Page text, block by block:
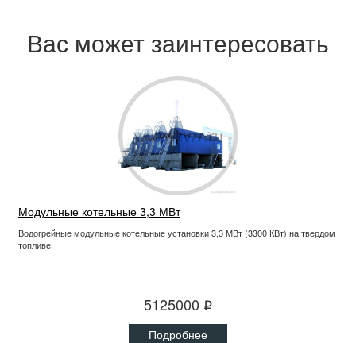
Вас может заинтересовать
Модульные котельные 3,3 МВт
Водогрейные модульные котельные установки 3,3 МВт (3300 КВт) на твердом
топливе.
5125000 q
Подробнее